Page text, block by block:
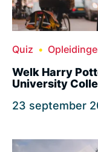
Quiz
Welk Harry
University
23 september